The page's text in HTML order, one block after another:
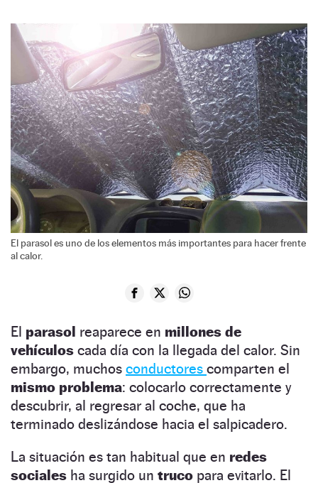
El parasol es uno de los elementos más importantes para hacer frente
al calor.
El parasol reaparece en millones de
vehículos cada día con la llegada del calor. Sin
embargo, muchos conductores comparten el
mismo problema: colocarlo correctamente y
descubrir, al regresar al coche, que ha
terminado deslizándose hacia el salpicadero.
La situación es tan habitual que en redes
sociales ha surgido un truco para evitarlo. El